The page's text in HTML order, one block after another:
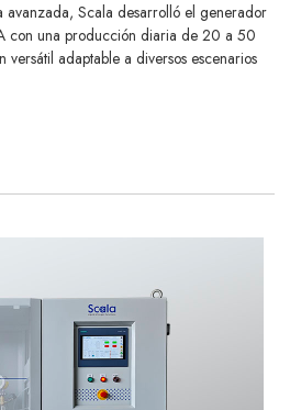
avanzada, Scala desarrolló el generador
con una producción diaria de 20 a 50
versátil adaptable a diversos escenarios